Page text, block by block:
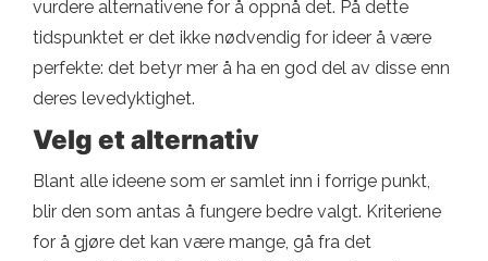
vurdere alternativene for å oppnå det. På dette
tidspunktet er det ikke nødvendig for ideer å være
perfekte: det betyr mer å ha en god del av disse enn
deres levedyktighet.
Velg et alternativ
Blant alle ideene som er samlet inn i forrige punkt,
blir den som antas å fungere bedre valgt. Kriteriene
for å gjøre det kan være mange, gå fra det